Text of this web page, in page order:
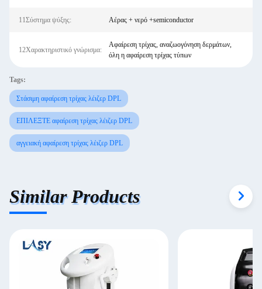
11Σύστημα ψύξης: Αέρας + νερό +semiconductor
12Χαρακτηριστικό γνώρισμα:
Αφαίρεση τρίχας, αναζωογόνηση δερμάτων,
όλη η αφαίρεση τρίχας τύπων
Tags:
Στάσιμη αφαίρεση τρίχας λέιζερ DPL
ΕΠΙΛΕΞΤΕ αφαίρεση τρίχας λέιζερ DPL
αγγειακή αφαίρεση τρίχας λέιζερ DPL
Similar Products